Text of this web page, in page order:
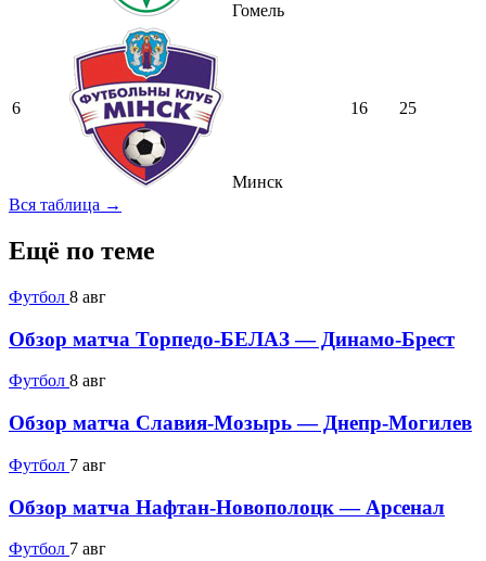
Гомель
6
Минск
16 25
Вся таблица →
Ещё по теме
Футбол 8 авг
Обзор матча Торпедо-БЕЛАЗ — Динамо-Брест
Футбол 8 авг
Обзор матча Славия-Мозырь — Днепр-Могилев
Футбол 7 авг
Обзор матча Нафтан-Новополоцк — Арсенал
Футбол 7 авг